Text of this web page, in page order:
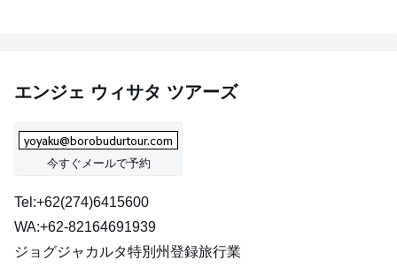
エンジェ ウィサタ ツアーズ
今すぐメールで予約
Tel:+62(274)6415600
WA:+62-82164691939
ジョグジャカルタ特別州登録旅行業